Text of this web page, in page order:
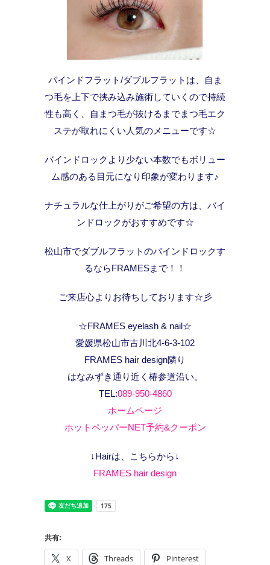
バインドフラット/ダブルフラットは、自ま
つ毛を上下で挟み込み施術していくので持続
性も高く、自まつ毛が抜けるまでまつ毛エク
ステが取れにくい人気のメニューです☆
バインドロックより少ない本数でもボリュー
ム感のある目元になり印象が変わります♪
ナチュラルな仕上がりがご希望の方は、バイ
ンドロックがおすすめです☆
松山市でダブルフラットのバインドロックす
るならFRAMESまで！！
ご来店心よりお待ちしております☆彡
☆FRAMES eyelash & nail☆
愛媛県松山市古川北4-6-3-102
FRAMES hair design隣り
はなみずき通り近く椿参道沿い。
TEL:089-950-4860
ホームページ
ホットペッパーNET予約&クーポン
↓Hairは、こちらから↓
FRAMES hair design
共有:
X Threads Pinterest